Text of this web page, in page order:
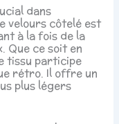
dans
velours côtelé est
à la fois de la
Que ce soit en
tissu participe
rétro. Il offre un
plus légers